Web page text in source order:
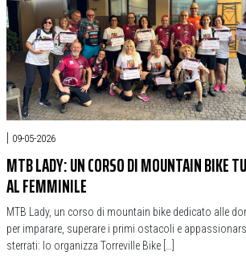
| 09-05-2026
MTB LADY: UN CORSO DI MOUNTAIN BIKE
AL FEMMINILE
MTB Lady, un corso di mountain bike dedicato alle
per imparare, superare i primi ostacoli e
sterrati: lo organizza Torreville Bike […]